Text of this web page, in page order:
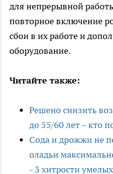
для непрерывной
повторное включение
сбои в их работе и
оборудование.
Читайте также:
Решено снизить
до 55/60 лет – кто
Сода и дрожжи не
оладьи
- 3 хитрости